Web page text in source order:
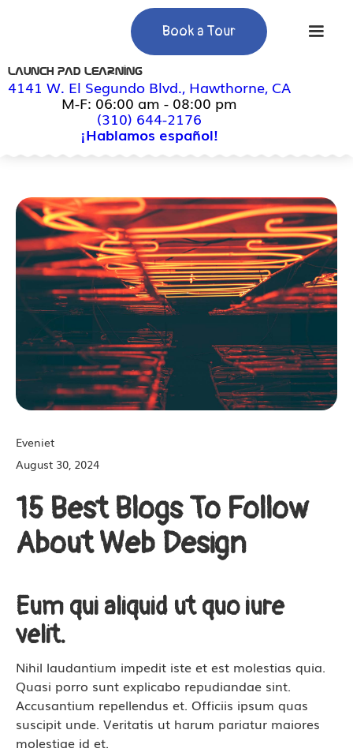
Book a Tour
Launch Pad Learning
4141 W. El Segundo Blvd., Hawthorne, CA
M-F: 06:00 am - 08:00 pm
(310) 644-2176
¡Hablamos español!
Eveniet
August 30, 2024
15 Best Blogs To Follow
About Web Design
Eum qui aliquid ut quo iure
velit.
Nihil laudantium impedit iste et est molestias quia.
Quasi porro sunt explicabo repudiandae sint.
Accusantium repellendus et. Officiis ipsum quas
suscipit unde. Veritatis ut harum pariatur maiores
molestiae id et.